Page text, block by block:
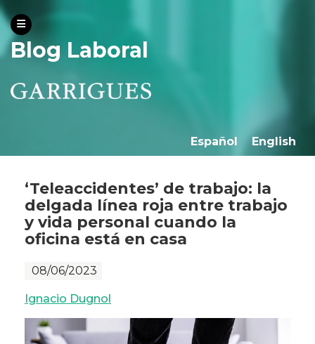
Blog Laboral
Español English
‘Teleaccidentes’ de trabajo: la
delgada línea roja entre trabajo
y vida personal cuando la
oficina está en casa
08/06/2023
Ignacio Dugnol